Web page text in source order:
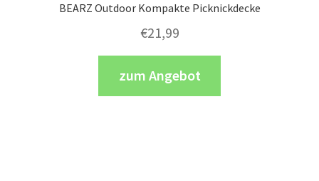
BEARZ Outdoor Kompakte Picknickdecke
€21,99
zum Angebot